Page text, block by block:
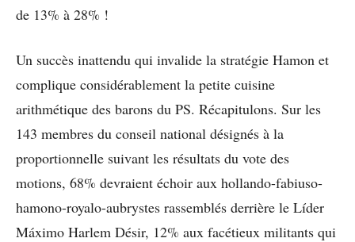
de 13% à 28% !
Un succès inattendu qui invalide la stratégie Hamon et
complique considérablement la petite cuisine
arithmétique des barons du PS. Récapitulons. Sur les
143 membres du conseil national désignés à la
proportionnelle suivant les résultats du vote des
motions, 68% devraient échoir aux hollando-fabiuso-
hamono-royalo-aubrystes rassemblés derrière le Líder
Máximo Harlem Désir, 12% aux facétieux militants qui